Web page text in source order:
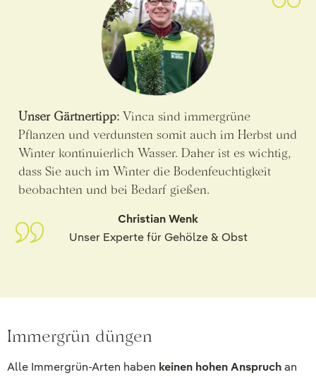
Unser Gärtnertipp: Vinca sind immergrüne
Pflanzen und verdunsten somit auch im Herbst und
Winter kontinuierlich Wasser. Daher ist es wichtig,
dass Sie auch im Winter die Bodenfeuchtigkeit
beobachten und bei Bedarf gießen.
Christian Wenk
Unser Experte für Gehölze & Obst
Immergrün düngen
Alle Immergrün-Arten haben keinen hohen Anspruchan